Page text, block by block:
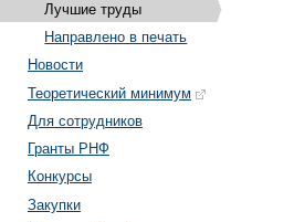
Лучшие труды
Направлено в печать
Новости
Теоретический минимум
Для сотрудников
Гранты РНФ
Конкурсы
Закупки